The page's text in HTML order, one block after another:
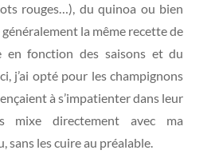
rouges…), du quinoa ou bien
la même recette de
en fonction des saisons et du
j’ai opté pour les champignons
à s’impatienter dans leur
mixe directement avec ma
sans les cuire au préalable.